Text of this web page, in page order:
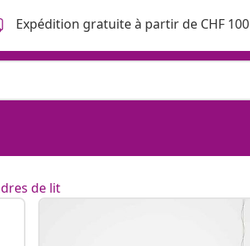
Expédition gratuite à partir de CHF 100
de lit